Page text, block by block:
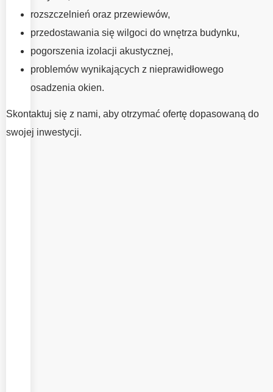
montaż okien ma
znaczenie jak
dobór
właściwych
okien. To od
wykonania
montażu zależy
rozszczelnień oraz przewiewów,
przedostawania się wilgoci do wnętrza budynku,
pogorszenia izolacji akustycznej,
problemów wynikających z nieprawidłowego
osadzenia okien.
Skontaktuj się z nami, aby otrzymać ofertę dopasowaną do
swojej inwestycji.